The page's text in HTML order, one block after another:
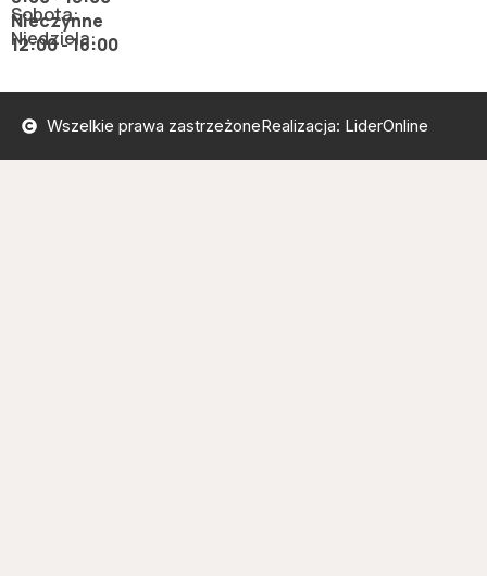
Sobota:
Nieczynne
Niedziela:
12:00 - 16:00
Wszelkie prawa zastrzeżoneRealizacja: LiderOnline